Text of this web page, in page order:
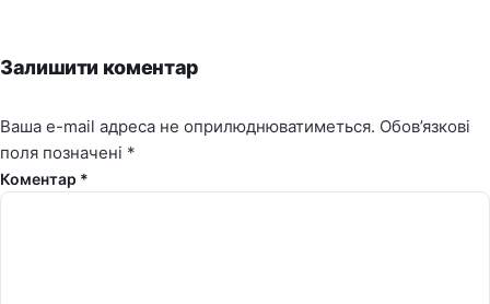
Залишити коментар
Ваша e-mail адреса не оприлюднюватиметься. Обов’язкові
поля позначені *
Коментар *